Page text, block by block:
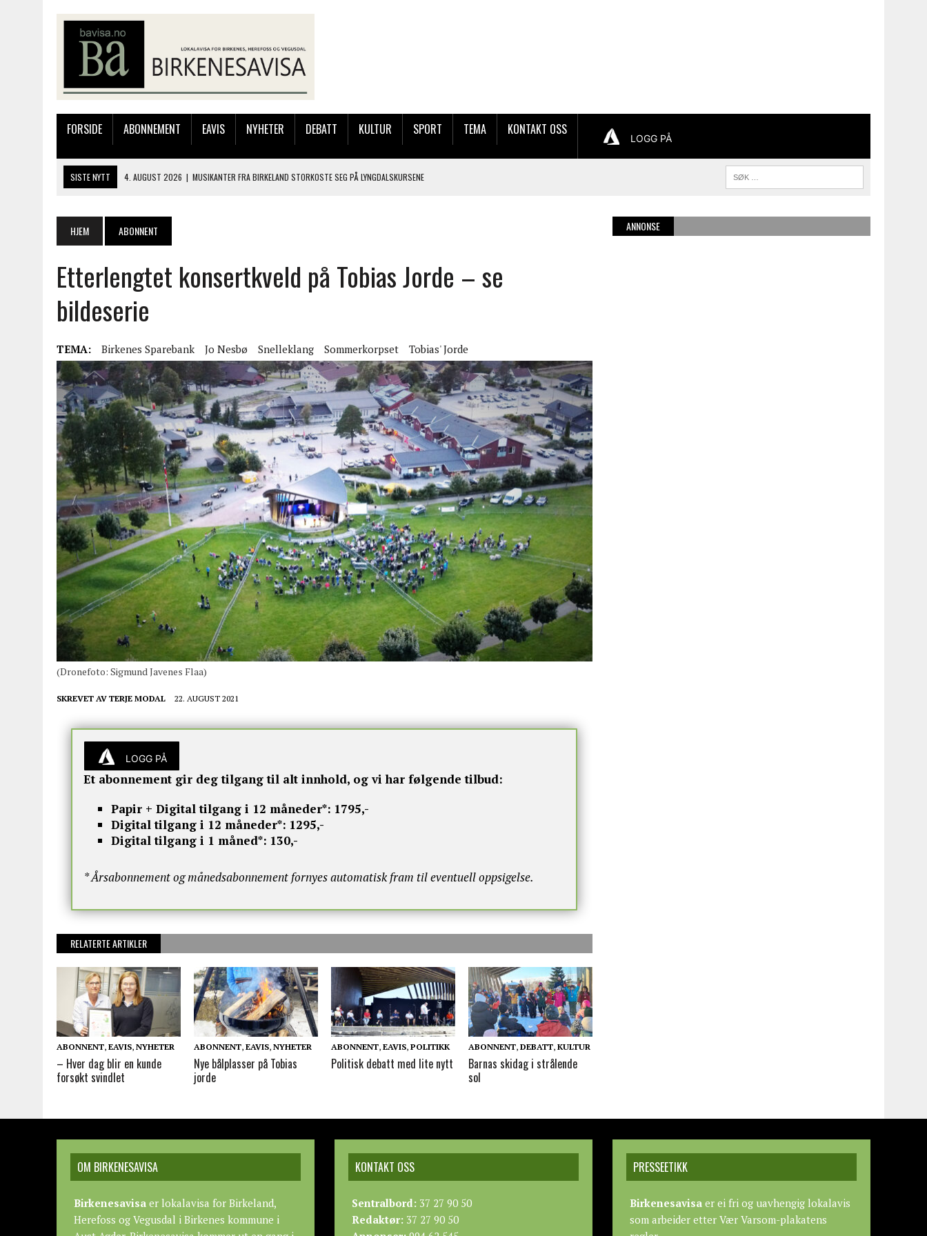
FORSIDE ABONNEMENT EAVIS NYHETER DEBATT KULTUR SPORT TEMA KONTAKT OSS
LOGG PÅ
SISTE NYTT 4. AUGUST 2026 | MUSIKANTER FRA BIRKELAND STORKOSTE SEG PÅ LYNGDALSKURSENE
28. JULI 2026 | JAKOB FRIIS TRIO KOMMER TIL BIRKELAND SØNDAG
4. AUGUST 2026
SILJE LØLAND STILTE UT I TOLLBODEN – NÅ STILLER HUN UT PÅ SØRLANDSUTSTILLINGEN.
HJEM ABONNENT
Etterlengtet konsertkveld på Tobias Jorde – se
bildeserie
TEMA: Birkenes Sparebank Jo Nesbø Snelleklang Sommerkorpset Tobias' Jorde
(Dronefoto: Sigmund Javenes Flaa)
SKREVET AV TERJE MODAL 22. AUGUST 2021
LOGG PÅ
Et abonnement gir deg tilgang til alt innhold, og vi har følgende tilbud:
Papir + Digital tilgang i 12 måneder*: 1795,-
Digital tilgang i 12 måneder*: 1295,-
Digital tilgang i 1 måned*: 130,-
* Årsabonnement og månedsabonnement fornyes automatisk fram til eventuell oppsigelse.
RELATERTE ARTIKLER
ABONNENT, EAVIS, NYHETER
– Hver dag blir en kunde
forsøkt svindlet
ABONNENT,EAVIS,NYHETER
Nye bålplasser på Tobias
jorde
ABONNENT,EAVIS,POLITIKK
Politisk debatt med lite nytt
ABONNENT,DEBATT,KULTUR
Barnas skidag i strålende
sol
ANNONSE
OM BIRKENESAVISA
Birkenesavisa er lokalavisa for Birkeland,
Herefoss og Vegusdal i Birkenes kommune i
KONTAKT OSS
Sentralbord: 37 27 90 50
Redaktør: 37 27 90 50
PRESSEETIKK
Birkenesavisa er ei fri og uavhengig lokalavis
som arbeider etterVær Varsom-plakatens